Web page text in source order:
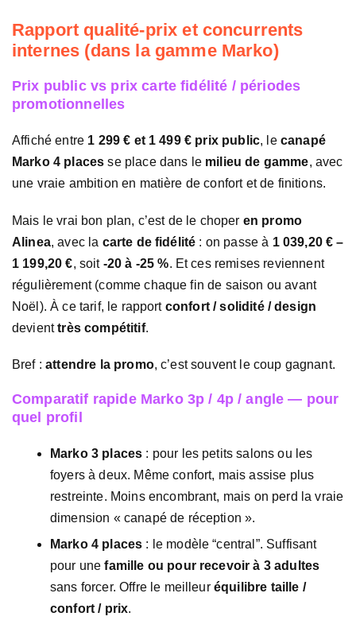
Rapport qualité-prix et concurrents
internes (dans la gamme Marko)
Prix public vs prix carte fidélité / périodes
promotionnelles
Affiché entre 1 299 € et 1 499 € prix public, le canapé
Marko 4 places se place dans le milieu de gamme, avec
une vraie ambition en matière de confort et de finitions.
Mais le vrai bon plan, c’est de le choper en promo
Alinea, avec la carte de fidélité : on passe à 1 039,20 € –
1 199,20 €, soit -20 à -25 %. Et ces remises reviennent
régulièrement (comme chaque fin de saison ou avant
Noël). À ce tarif, le rapport confort / solidité / design
devienttrès compétitif.
Bref :attendre la promo, c’est souvent le coup gagnant.
Comparatif rapide Marko 3p / 4p / angle — pour
quel profil
Marko 3 places : pour les petits salons ou les
foyers à deux. Même confort, mais assise plus
restreinte. Moins encombrant, mais on perd la vraie
dimension « canapé de réception ».
Marko 4 places : le modèle “central”. Suffisant
pour unefamille ou pour recevoir à 3 adultes
sans forcer. Offre le meilleur équilibre taille /
confort / prix.